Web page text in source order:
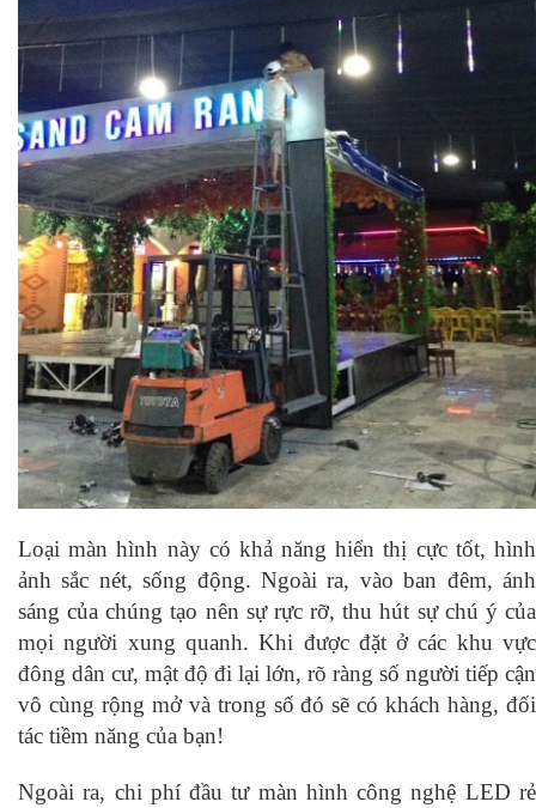
Loại màn hình này có khả năng hiển thị cực tốt, hình
ảnh sắc nét, sống động. Ngoài ra, vào ban đêm, ánh
sáng của chúng tạo nên sự rực rỡ, thu hút sự chú ý của
mọi người xung quanh. Khi được đặt ở các khu vực
đông dân cư, mật độ đi lại lớn, rõ ràng số người tiếp cận
vô cùng rộng mở và trong số đó sẽ có khách hàng, đối
tác tiềm năng của bạn!
Ngoài ra, chi phí đầu tư màn hình công nghệ LED rẻ